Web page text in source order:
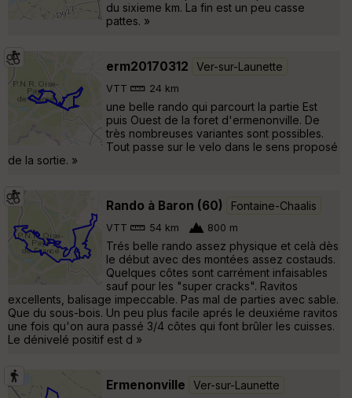
du sixieme km. La fin est un peu casse
pattes. »
erm20170312 Ver-sur-Launette
VTT 24 km
une belle rando qui parcourt la partie Est
puis Ouest de la foret d'ermenonville. De
très nombreuses variantes sont possibles.
Tout passe sur le velo dans le sens proposé
de la sortie. »
Rando à Baron (60) Fontaine-Chaalis
VTT 54 km 800 m
Trés belle rando assez physique et celà dès
le début avec des montées assez costauds.
Quelques côtes sont carrément infaisables
sauf pour les "super cracks". Ravitos
excellents, balisage impeccable. Pas mal de parties avec sable.
Que du sous-bois. Un peu plus facile aprés le deuxiéme ravitos
une fois qu'on aura passé 3/4 côtes qui font brûler les cuisses.
Le dénivelé positif est d »
Ermenonville Ver-sur-Launette